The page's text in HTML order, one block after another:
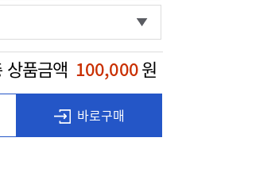
상품금액 100,000원
바로구매